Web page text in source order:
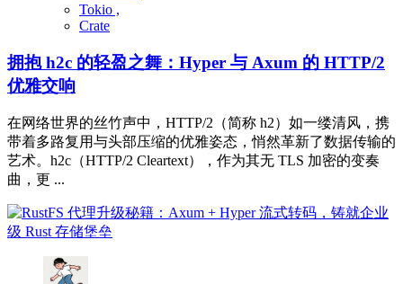
Tokio ,
Crate
拥抱 h2c 的轻盈之舞：Hyper 与 Axum 的 HTTP/2
优雅交响
在网络世界的丝竹声中，HTTP/2（简称 h2）如一缕清风，携
带着多路复用与头部压缩的优雅姿态，悄然革新了数据传输的
艺术。h2c（HTTP/2 Cleartext），作为其无 TLS 加密的变奏
曲，更 ...